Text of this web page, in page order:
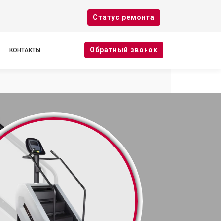
Cтатус ремонта
КОНТАКТЫ Oбратный звонок